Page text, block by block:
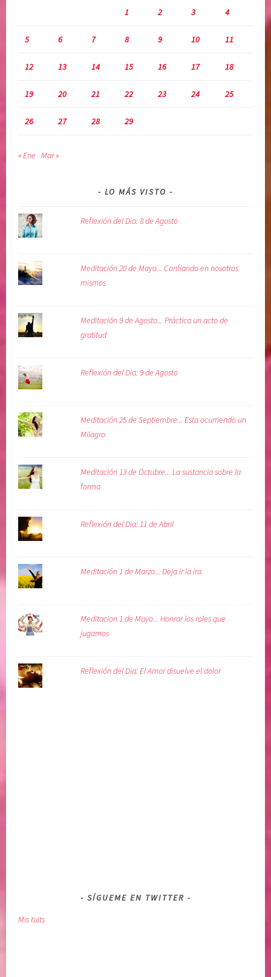
1 2 3 4
5 6 7 8 9 10 11
12 13 14 15 16 17 18
19 20 21 22 23 24 25
26 27 28 29
« Ene Mar »
LO MÁS VISTO
Reflexión del Dia: 8 de Agosto
Meditación 20 de Mayo... Confiando en nosotros
mismos
Meditación 9 de Agosto... Práctica un acto de
gratitud
Reflexión del Dia: 9 de Agosto
Meditación 25 de Septiembre... Esta ocurriendo un
Milagro
Meditación 13 de Octubre... La sustancia sobre la
forma
Reflexión del Dia: 11 de Abril
Meditación 1 de Marzo... Deja ir la ira
Meditacion 1 de Mayo... Honrar los roles que
jugamos
Reflexión del Dia: El Amor disuelve el dolor
SÍGUEME EN TWITTER
Mis tuits